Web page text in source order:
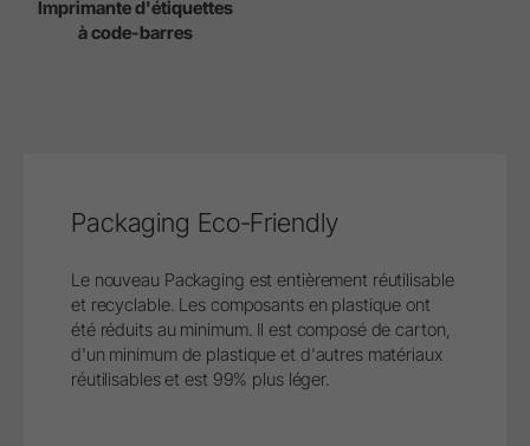
Imprimante d'étiquettes
à code-barres
Packaging Eco-Friendly
Le nouveau Packaging est entièrement réutilisable
et recyclable. Les composants en plastique ont
été réduits au minimum. Il est composé de carton,
d'un minimum de plastique et d'autres matériaux
réutilisables et est 99% plus léger.